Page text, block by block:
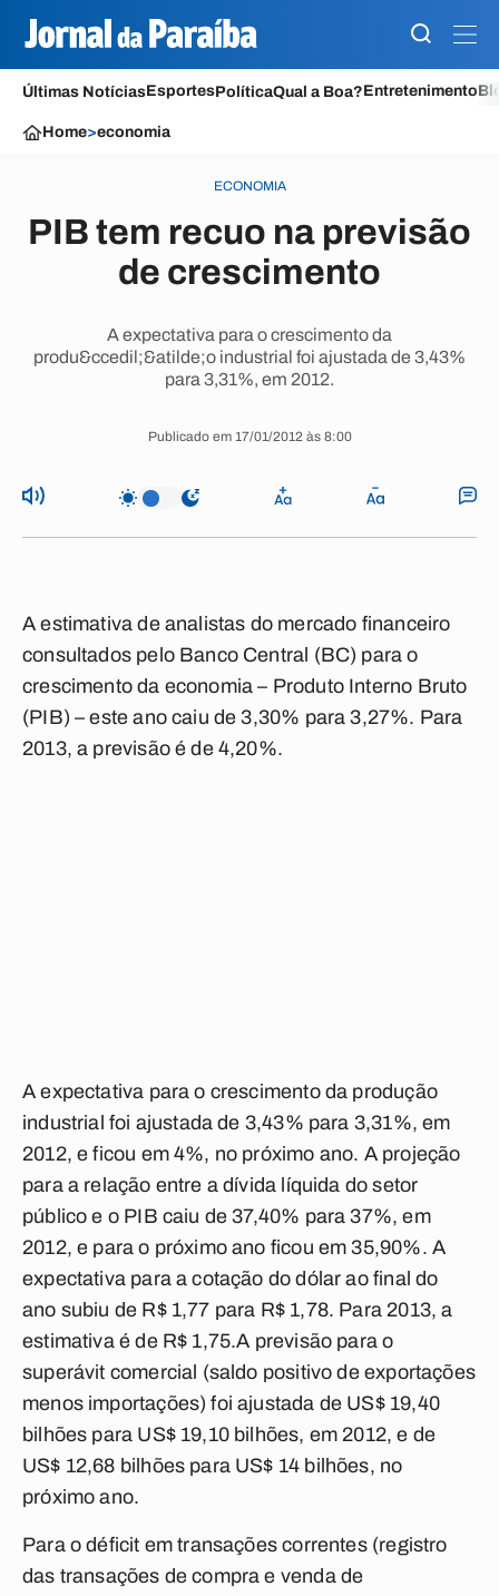
Últimas NotíciasEsportesPolíticaQual a Boa?Entretenimento
Home>economia
ECONOMIA
PIB tem recuo na previsão
de crescimento
A expectativa para o crescimento da
produ&ccedil;&atilde;o industrial foi ajustada de 3,43%
para 3,31%, em 2012.
Publicado em 17/01/2012 às 8:00
A estimativa de analistas do mercado financeiro
consultados pelo Banco Central (BC) para o
crescimento da economia – Produto Interno Bruto
(PIB) – este ano caiu de 3,30% para 3,27%. Para
2013, a previsão é de 4,20%.
A expectativa para o crescimento da produção
industrial foi ajustada de 3,43% para 3,31%, em
2012, e ficou em 4%, no próximo ano. A projeção
para a relação entre a dívida líquida do setor
público e o PIB caiu de 37,40% para 37%, em
2012, e para o próximo ano ficou em 35,90%. A
expectativa para a cotação do dólar ao final do
ano subiu de R$ 1,77 para R$ 1,78. Para 2013, a
estimativa é de R$ 1,75.A previsão para o
superávit comercial (saldo positivo de exportações
menos importações) foi ajustada de US$ 19,40
bilhões para US$ 19,10 bilhões, em 2012, e de
US$ 12,68 bilhões para US$ 14 bilhões, no
próximo ano.
Para o déficit em transações correntes (registro
das transações de compra e venda de